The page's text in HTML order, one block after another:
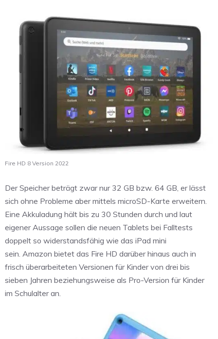
Fire HD 8 Version 2022
Der Speicher beträgt zwar nur 32 GB bzw. 64 GB, er lässt
sich ohne Probleme aber mittels microSD-Karte erweitern.
Eine Akkuladung hält bis zu 30 Stunden durch und laut
eigener Aussage sollen die neuen Tablets bei Falltests
doppelt so widerstandsfähig wie das iPad mini
sein. Amazon bietet das Fire HD darüber hinaus auch in
frisch überarbeiteten Versionen für Kinder von drei bis
sieben Jahren beziehungsweise als Pro-Version für Kinder
im Schulalter an.